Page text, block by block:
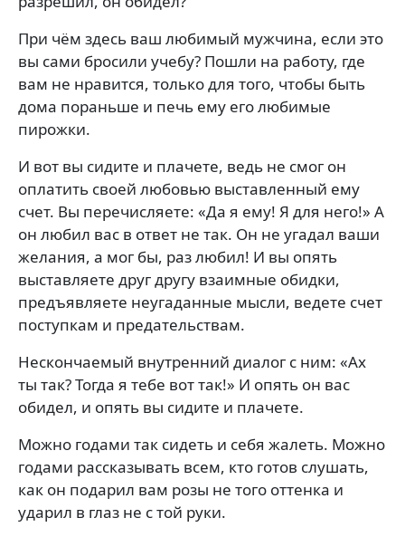
При чём здесь ваш любимый мужчина, если это
вы сами бросили учебу? Пошли на работу, где
вам не нравится, только для того, чтобы быть
дома пораньше и печь ему его любимые
пирожки.
И вот вы сидите и плачете, ведь не смог он
оплатить своей любовью выставленный ему
счет. Вы перечисляете: «Да я ему! Я для него!» А
он любил вас в ответ не так. Он не угадал ваши
желания, а мог бы, раз любил! И вы опять
выставляете друг другу взаимные обидки,
предъявляете неугаданные мысли, ведете счет
поступкам и предательствам.
Нескончаемый внутренний диалог с ним: «Ах
ты так? Тогда я тебе вот так!» И опять он вас
обидел, и опять вы сидите и плачете.
Можно годами так сидеть и себя жалеть. Можно
годами рассказывать всем, кто готов слушать,
как он подарил вам розы не того оттенка и
ударил в глаз не с той руки.